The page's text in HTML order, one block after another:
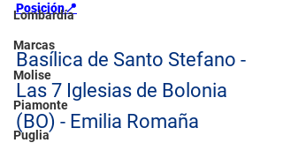
Lombardía
Marcas
Molise
Piamonte
Puglia
Posición📍
Basílica de Santo Stefano -
Las 7 Iglesias de Bolonia
(BO) - Emilia Romaña